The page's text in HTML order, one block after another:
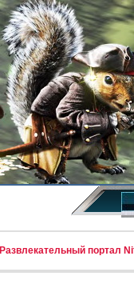
Развлекательный портал